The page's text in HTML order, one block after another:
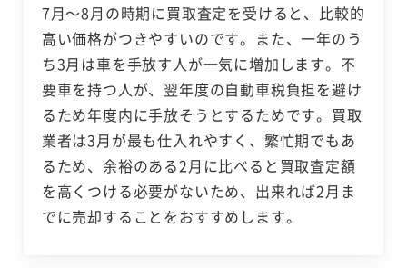
7月～8月の時期に買取査定を受けると、比較的
高い価格がつきやすいのです。また、一年のう
ち3月は車を手放す人が一気に増加します。不
要車を持つ人が、翌年度の自動車税負担を避け
るため年度内に手放そうとするためです。買取
業者は3月が最も仕入れやすく、繁忙期でもあ
るため、余裕のある2月に比べると買取査定額
を高くつける必要がないため、出来れば2月ま
でに売却することをおすすめします。